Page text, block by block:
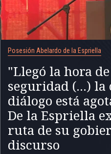
Posesión Abelardo de la Espriella
"Llegó la hora
seguridad (...) la
diálogo está
De la Espriella
ruta de su
discurso